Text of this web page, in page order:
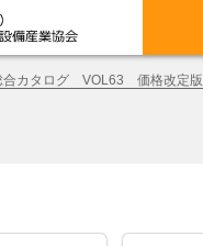
合カタログ VOL63 価格改定版